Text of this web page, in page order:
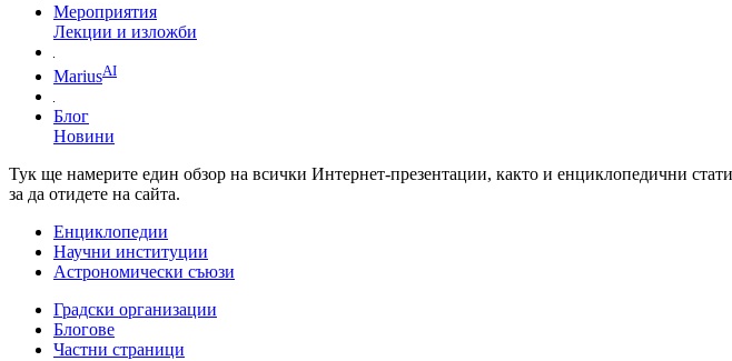
Мероприятия
Лекции и изложби
MariusAI
Блог
Новини
Тук ще намерите един обзор на всички Интернет-презентации, както и енциклопедични
за да отидете на сайта.
Енциклопедии
Научни институции
Астрономически съюзи
Градски организации
Блогове
Частни страници